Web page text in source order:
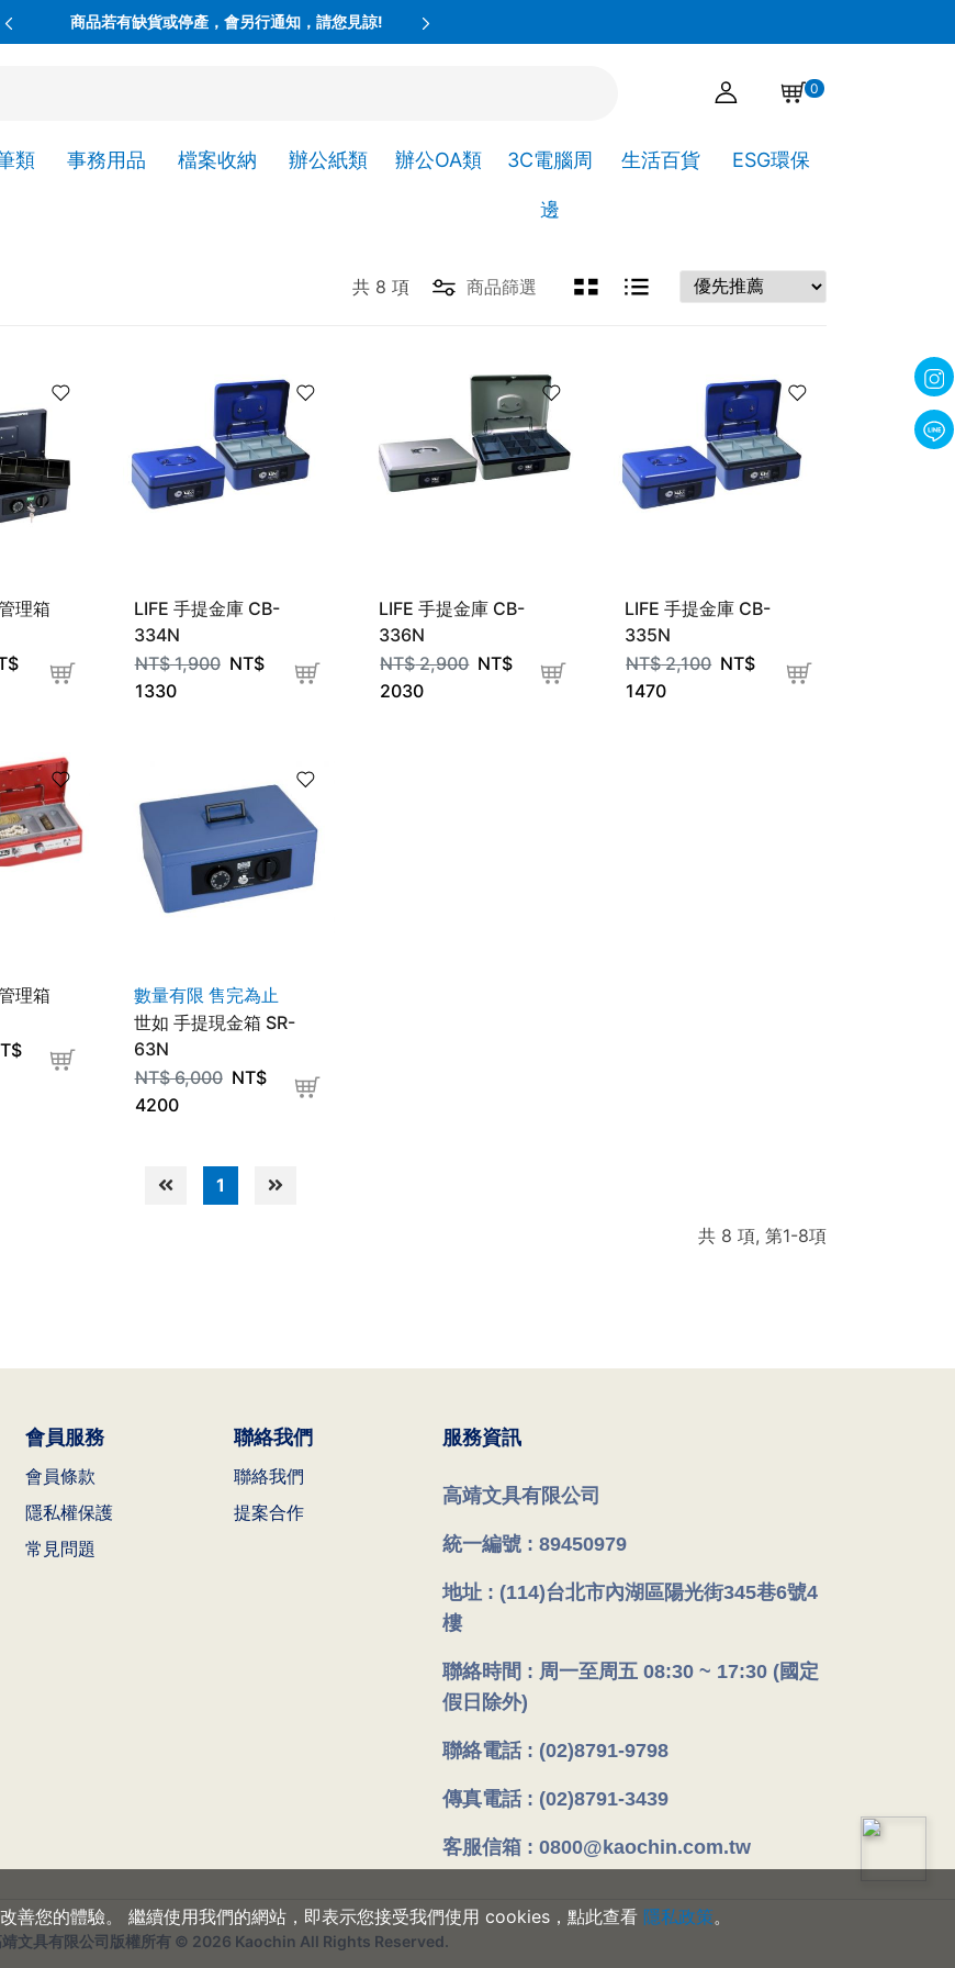
商品若有缺貨或停產，會另行通知，請您見諒!
0
類 事務用品 檔案收納 辦公紙類 辦公OA類 3C電腦周
邊
生活百貨 ESG環保
共 8 項 商品篩選
理箱
LIFE 手提金庫 CB-
334N
NT$1,900 NT$
1330
LIFE 手提金庫 CB-
336N
NT$2,900 NT$
2030
LIFE 手提金庫 CB-
335N
NT$2,100 NT$
1470
理箱
數量有限 售完為止
世如 手提現金箱 SR-
63N
NT$6,000 NT$
4200
1
共 8 項, 第1-8項
會員服務
會員條款
隱私權保護
常見問題
聯絡我們
聯絡我們
提案合作
服務資訊
高靖文具有限公司
統一編號 : 89450979
地址 : (114)台北市內湖區陽光街345巷6號4
樓
聯絡時間 : 周一至周五 08:30 ~ 17:30 (國定
假日除外)
聯絡電話 : (02)8791-9798
傳真電話 : (02)8791-3439
客服信箱 : 0800@kaochin.com.tw
靖文具有限公司版權所有 © 2026 Kaochin All Rights Reserved.
善您的體驗。 繼續使用我們的網站，即表示您接受我們使用 cookies，點此查看 隱私政策。